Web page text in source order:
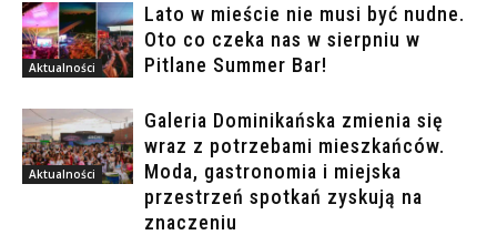
Aktualności
Lato w mieście nie musi być nudne.
Oto co czeka nas w sierpniu w
Pitlane Summer Bar!
Aktualności
Galeria Dominikańska zmienia się
wraz z potrzebami mieszkańców.
Moda, gastronomia i miejska
przestrzeń spotkań zyskują na
znaczeniu